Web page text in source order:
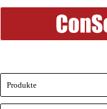
Produkte